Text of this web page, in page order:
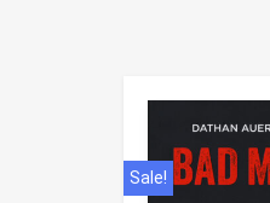
Sale!